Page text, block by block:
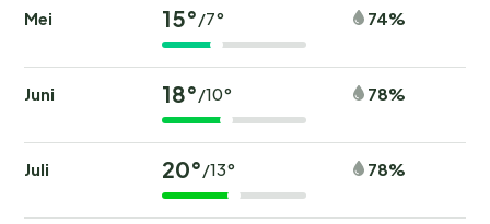
Mei 15°/7° 74%
Juni 18°/10° 78%
Juli 20°/13° 78%